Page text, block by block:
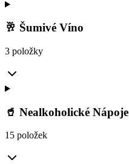
🥂 Šumivé Víno
3 položky
🥤 Nealkoholické Nápoje
15 položek